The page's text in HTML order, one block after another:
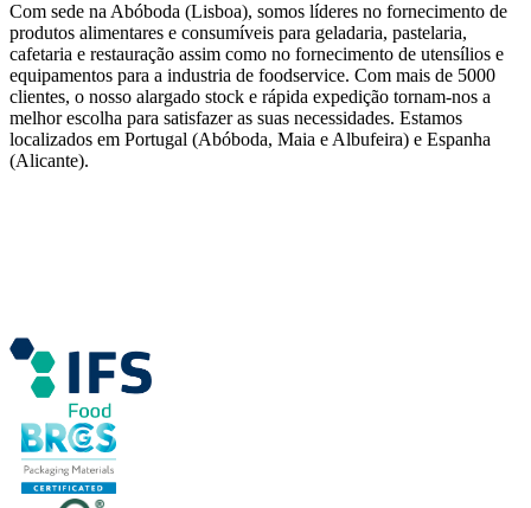
Com sede na Abóboda (Lisboa), somos líderes no fornecimento de
produtos alimentares e consumíveis para geladaria, pastelaria,
cafetaria e restauração assim como no fornecimento de utensílios e
equipamentos para a industria de foodservice. Com mais de 5000
clientes, o nosso alargado stock e rápida expedição tornam-nos a
melhor escolha para satisfazer as suas necessidades. Estamos
localizados em Portugal (Abóboda, Maia e Albufeira) e Espanha
(Alicante).